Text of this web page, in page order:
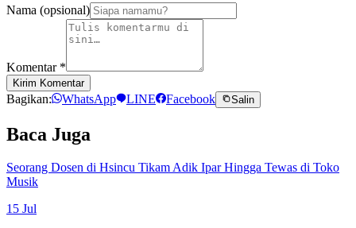
Nama (opsional)
Komentar *
Kirim Komentar
Bagikan: WhatsApp LINE Facebook Salin
Baca Juga
Seorang Dosen di Hsincu Tikam Adik Ipar Hingga Tewas di Toko
Musik
15 Jul